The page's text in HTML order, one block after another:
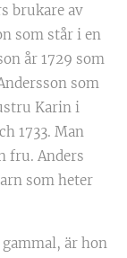
brukare av
som står i en
år 1729 som
som
Karin i
1733. Man
fru. Anders
som heter
är hon